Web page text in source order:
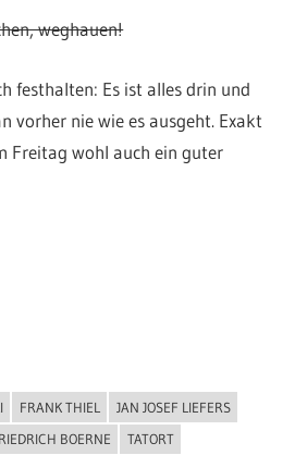
weghauen!
festhalten: Es ist alles drin und
vorher nie wie es ausgeht. Exakt
Freitag wohl auch ein guter
FRANK THIEL
JAN JOSEF LIEFERS
BOERNE TATORT